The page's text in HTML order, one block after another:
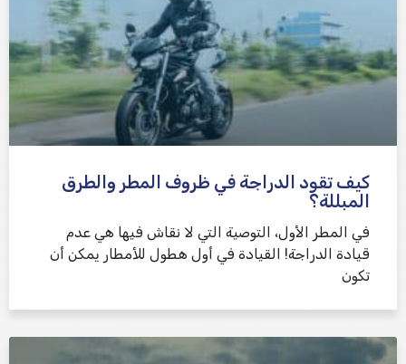
كيف تقود الدراجة في ظروف المطر والطرق
المبللة؟
في المطر الأول، التوصية التي لا نقاش فيها هي عدم
قيادة الدراجة! القيادة في أول هطول للأمطار يمكن أن
تكون